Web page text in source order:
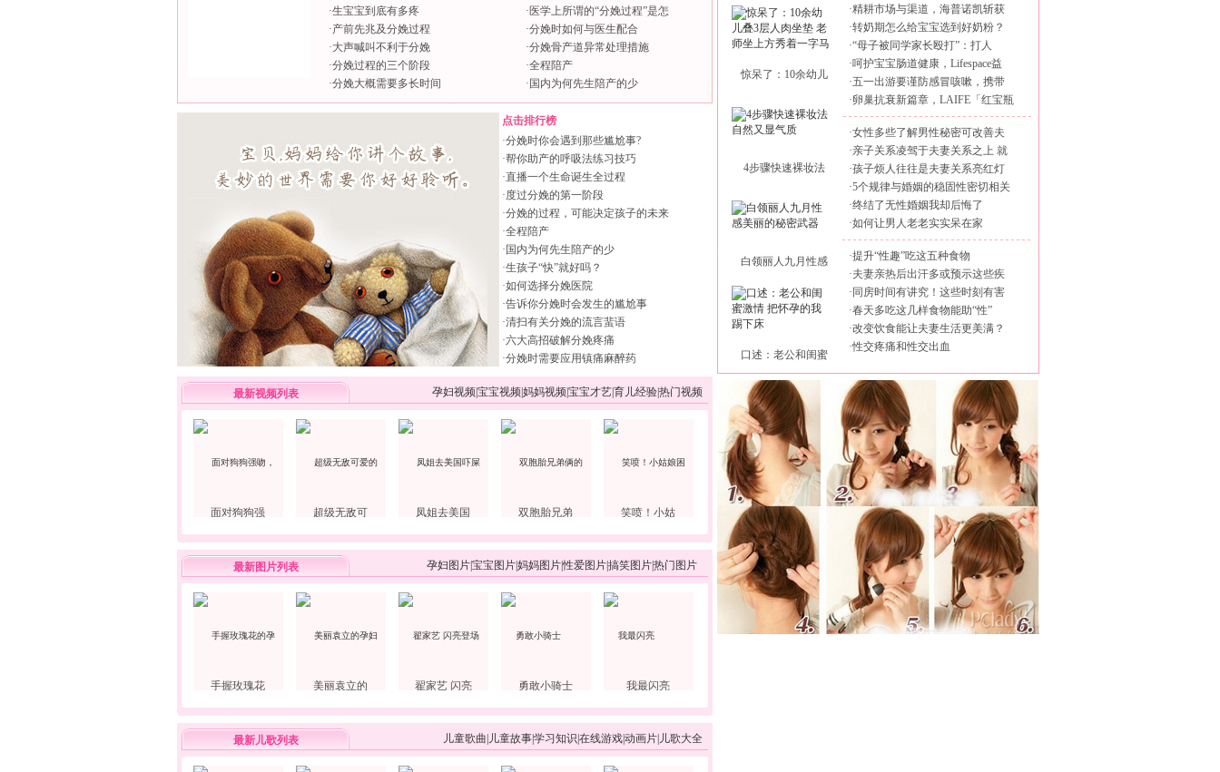
·生宝宝到底有多疼
·产前先兆及分娩过程
·大声喊叫不利于分娩
·分娩过程的三个阶段
·分娩大概需要多长时间
· 医学上所谓的“分娩过程”是怎
·分娩时如何与医生配合
·分娩骨产道异常处理措施
·全程陪产
· 国内为何先生陪产的少
点击排行榜
·分娩时你会遇到那些尴尬事?
·帮你助产的呼吸法练习技巧
·直播一个生命诞生全过程
·度过分娩的第一阶段
·分娩的过程，可能决定孩子的未来
·全程陪产
· 国内为何先生陪产的少
·生孩子“快”就好吗？
·如何选择分娩医院
·告诉你分娩时会发生的尴尬事
·清扫有关分娩的流言蜚语
·六大高招破解分娩疼痛
·分娩时需要应用镇痛麻醉药
最新视频列表 孕妇视频宝宝视频妈妈视频宝宝才艺育儿经验热门视频
面对狗狗强 超级无敌可 凤姐去美国 双胞胎兄弟 笑喷！小姑
最新图片列表 孕妇图片宝宝图片妈妈图片性爱图片搞笑图片热门图片
手握玫瑰花 美丽袁立的 翟家艺 闪亮 勇敢小骑士 我最闪亮
最新儿歌列表 儿童歌曲 儿童故事学习知识 在线游戏动画片 儿歌大全
惊呆了：10余幼儿
4步骤快速裸妆法
白领丽人九月性感
口述：老公和闺蜜
·精耕市场与渠道，海普诺凯斩获
·转奶期怎么给宝宝选到好奶粉？
·“母子被同学家长殴打”：打人
·呵护宝宝肠道健康，Lifespace益
·五一出游要谨防感冒咳嗽，携带
·卵巢抗衰新篇章，LAIFE「红宝瓶
·女性多些了解男性秘密可改善夫
·亲子关系凌驾于夫妻关系之上 就
·孩子烦人往往是夫妻关系亮红灯
·5个规律与婚姻的稳固性密切相关
·终结了无性婚姻我却后悔了
·如何让男人老老实实呆在家
·提升“性趣”吃这五种食物
·夫妻亲热后出汗多或预示这些疾
· 同房时间有讲究！这些时刻有害
·春天多吃这几样食物能助“性”
·改变饮食能让夫妻生活更美满？
·性交疼痛和性交出血